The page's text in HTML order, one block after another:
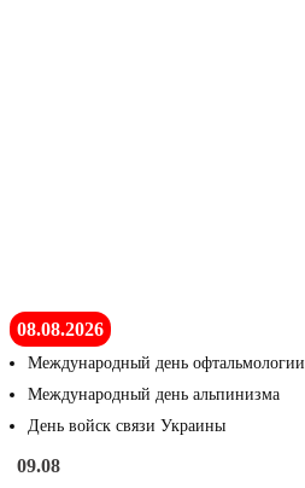
08.08.2026
Международный день офтальмологии
Международный день альпинизма
День войск связи Украины
09.08